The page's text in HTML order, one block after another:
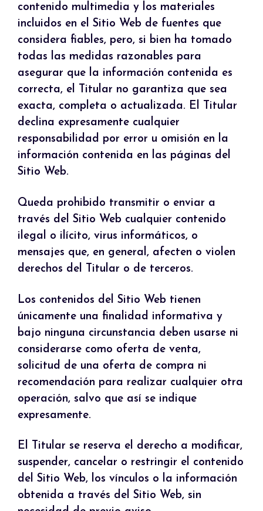
contenido multimedia y los materiales
incluidos en el Sitio Web de fuentes que
considera fiables, pero, si bien ha tomado
todas las medidas razonables para
asegurar que la información contenida es
correcta, el Titular no garantiza que sea
exacta, completa o actualizada. El Titular
declina expresamente cualquier
responsabilidad por error u omisión en la
información contenida en las páginas del
Sitio Web.
Queda prohibido transmitir o enviar a
través del Sitio Web cualquier contenido
ilegal o ilícito, virus informáticos, o
mensajes que, en general, afecten o violen
derechos del Titular o de terceros.
Los contenidos del Sitio Web tienen
únicamente una finalidad informativa y
bajo ninguna circunstancia deben usarse ni
considerarse como oferta de venta,
solicitud de una oferta de compra ni
recomendación para realizar cualquier otra
operación, salvo que así se indique
expresamente.
El Titular se reserva el derecho a modificar,
suspender, cancelar o restringir el contenido
del Sitio Web, los vínculos o la información
obtenida a través del Sitio Web, sin